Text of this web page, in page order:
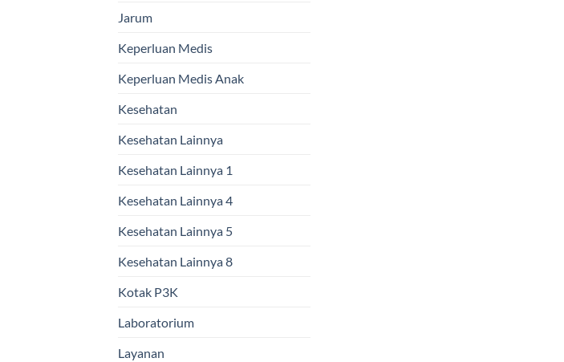
Jarum
Keperluan Medis
Keperluan Medis Anak
Kesehatan
Kesehatan Lainnya
Kesehatan Lainnya 1
Kesehatan Lainnya 4
Kesehatan Lainnya 5
Kesehatan Lainnya 8
Kotak P3K
Laboratorium
Layanan